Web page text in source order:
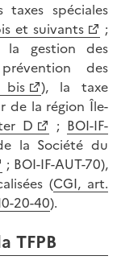
spéciales
et suivants
;
gestion des
des
bis
), la taxe
de la région Île-
D ; BOI-IF-
la Société du
; BOI-IF-AUT-70),
(CGI, art.
20-40).
TFPB